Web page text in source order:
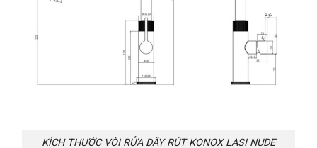
KÍCH THƯỚC VÒI RỬA DÂY RÚT KONOX LASI NUDE